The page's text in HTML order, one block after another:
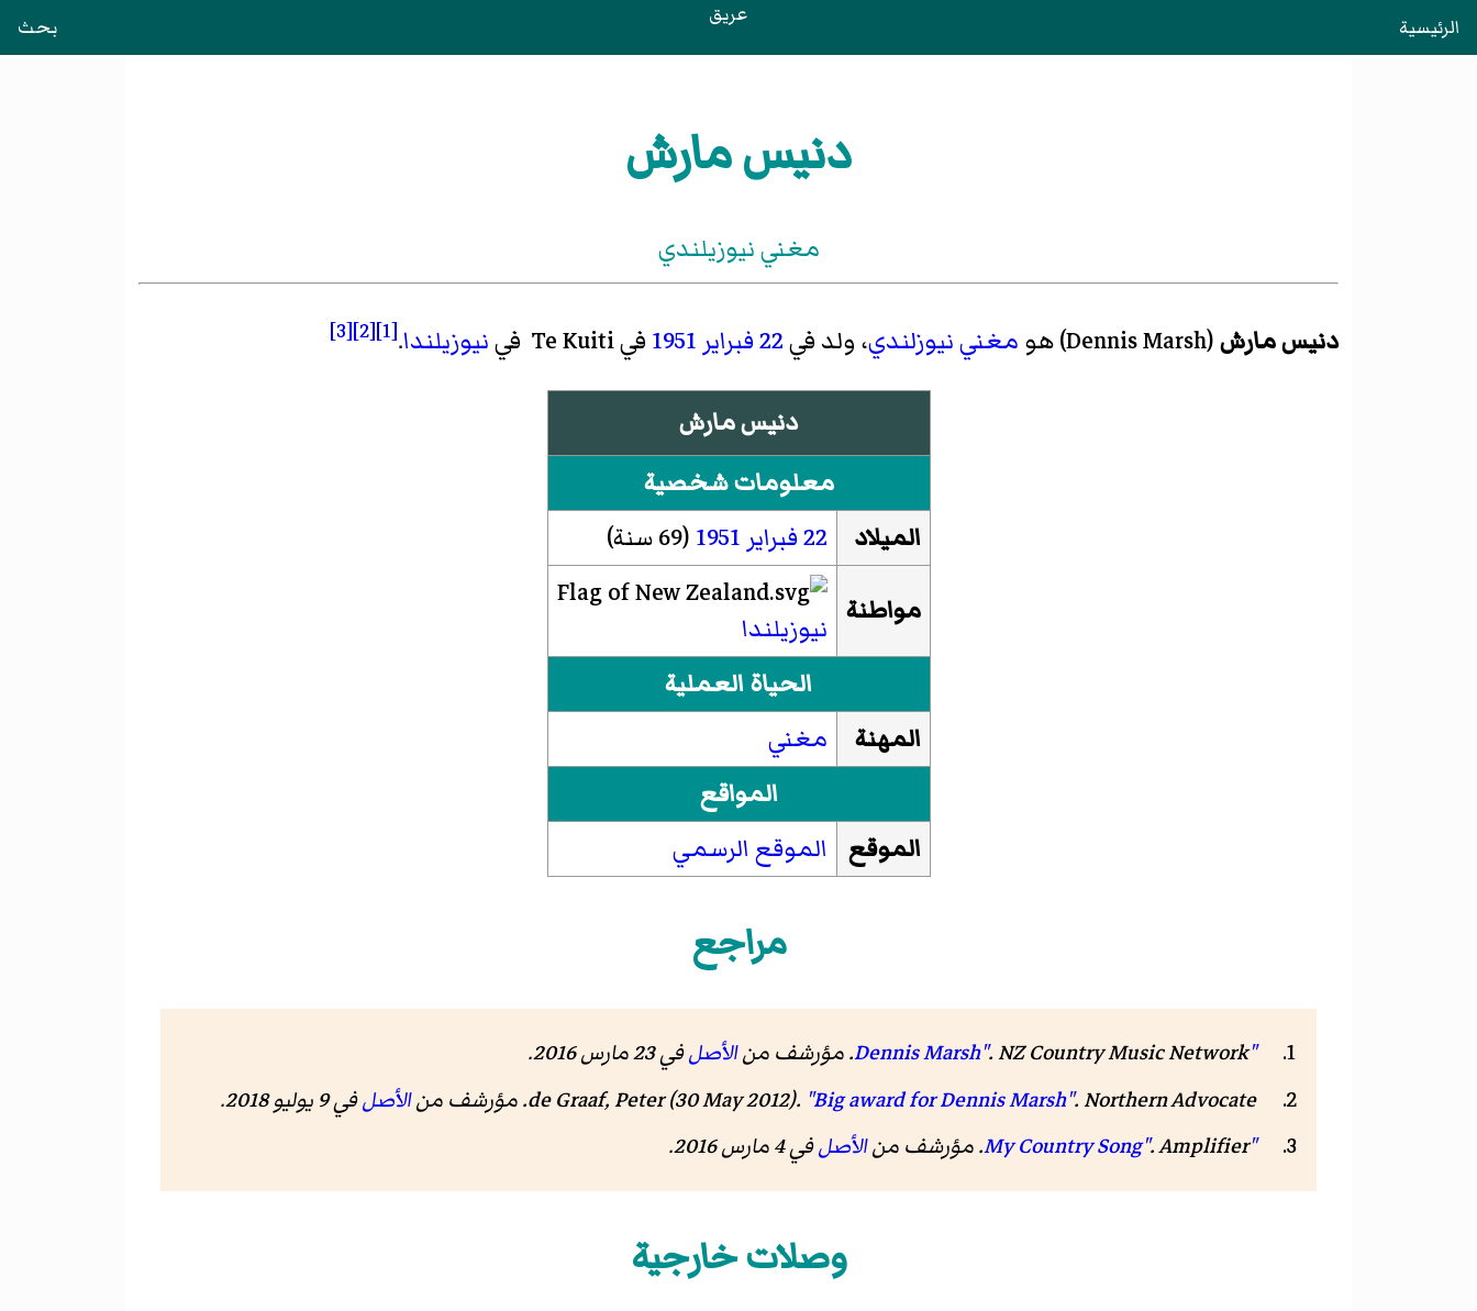
الرئيسية عريق بحث
دنيس مارش
مغني نيوزيلندي
دنيس مارش(
Dennis Marsh)‏ هو مغنينيوزلندي، ولد في22 فبراير 1951 في Te Kuiti في نيوزيلندا.
[1]
[2]
[3]
دنيس مارش
معلومات شخصية
الميلاد
22 فبراير 1951 (69 سنة)
مواطنة
نيوزيلندا
الحياة العملية
المهنة
مغني
المواقع
الموقع
الموقع الرسمي
مراجع
"Dennis Marsh". NZ Country Music Network. مؤرشف من الأصلفي 23 مارس 2016
.
de Graaf, Peter (30 May 2012). "Big award for Dennis Marsh".Northern Advocate . مؤرشف منالأصلفي 9 يوليو 2018
.
"My Country Song". Amplifier. مؤرشف من الأصلفي 4 مارس 2016 .
وصلات خارجية